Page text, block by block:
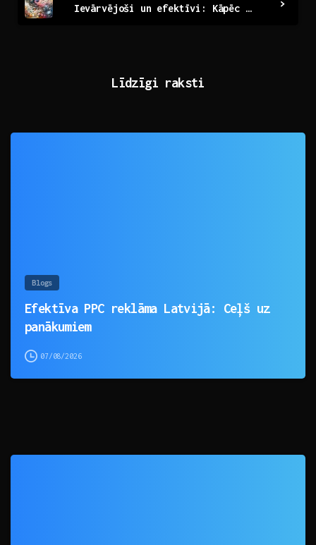
Ievārvējoši un efektīvi: Kāpēc svarīga landing page izstrāde?
Līdzīgi raksti
Blogs
Efektīva PPC reklāma Latvijā: Ceļš uz
panākumiem
07/08/2026